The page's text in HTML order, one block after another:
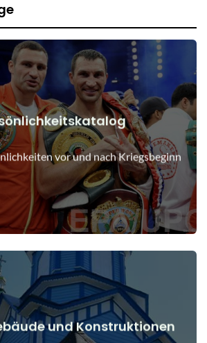
vor und nach Kriegsbeginn
vor und nach Kriegsbeginn
Details anzeigen
und Konstruktionen
Details anzeigen